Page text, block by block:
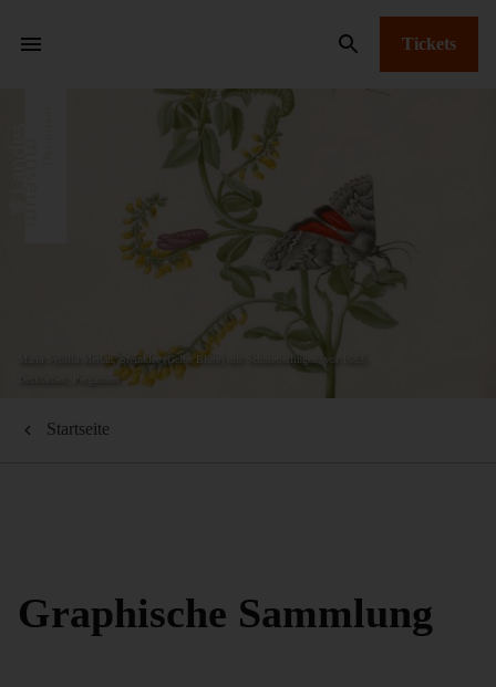
Tickets
Maria Sybilla Merian, Steinklee (Gelbe Blüte) mit Schmetterlingen, vor 1683,
Deckfarben, Pergament
Startseite
Graphische Sammlung